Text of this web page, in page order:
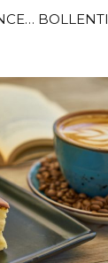
BOLLENTI